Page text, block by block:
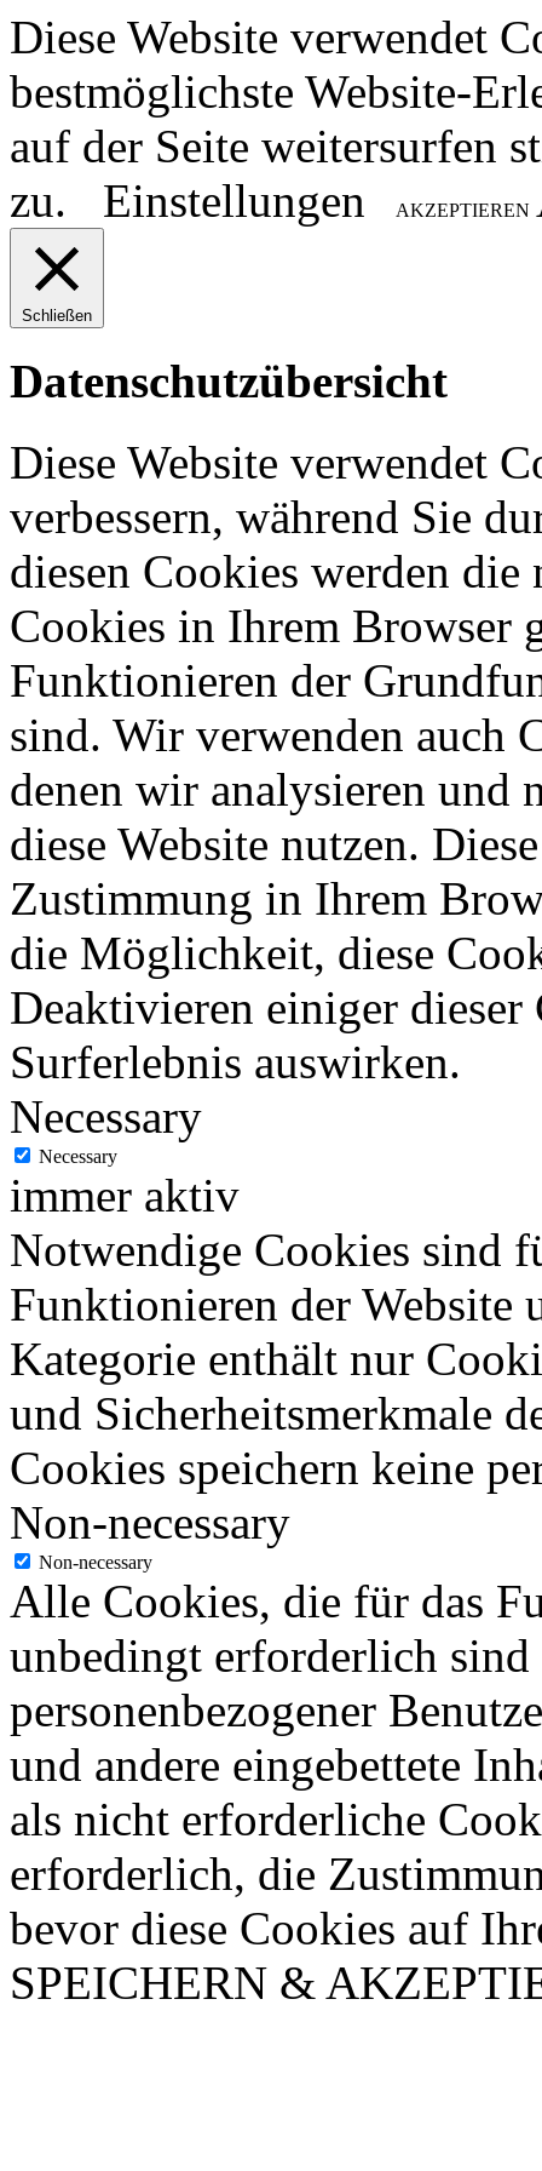
Diese Website verwendet
bestmöglichste Website-
auf der Seite weitersurfen
zu.
Einstellungen AKZEPTIEREN
Schließen
Datenschutzübersicht
Diese Website verwendet
verbessern, während Sie
diesen Cookies werden
Cookies in Ihrem Browser
Funktionieren der
sind. Wir verwenden auch
denen wir analysieren und
diese Website nutzen.
Zustimmung in Ihrem
die Möglichkeit, diese
Deaktivieren einiger
Surferlebnis auswirken.
Necessary
Necessary
immer aktiv
Notwendige Cookies sind
Funktionieren der Website
Kategorie enthält nur
und Sicherheitsmerkmale
Cookies speichern keine
Non-necessary
Non-necessary
Alle Cookies, die für das
unbedingt erforderlich
personenbezogener
und andere eingebettete
als nicht erforderliche
erforderlich, die
bevor diese Cookies auf
SPEICHERN &